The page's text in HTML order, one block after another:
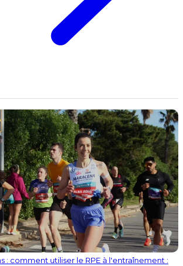
: comment utiliser le RPE à l'entraînement :